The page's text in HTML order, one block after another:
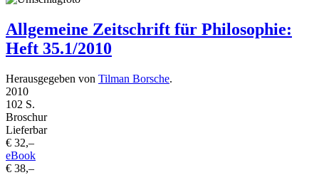
Allgemeine Zeitschrift für Philosophie:
Heft 35.1/2010
Herausgegeben von Tilman Borsche.
2010
102 S.
Broschur
Lieferbar
€ 32,–
eBook
€ 38,–